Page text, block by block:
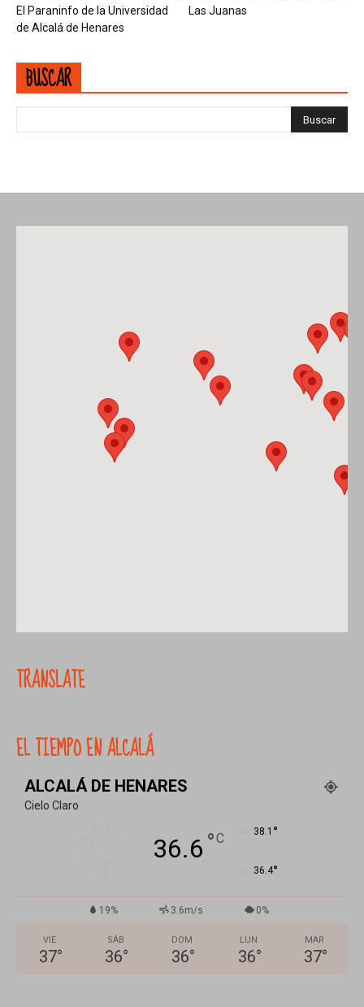
El Paraninfo de la Universidad
de Alcalá de Henares
Las Juanas
BUSCAR
TRANSLATE
EL TIEMPO EN ALCALÁ
ALCALÁ DE HENARES
Cielo Claro
36.6 °C 38.1 °
36.4°
19% 3.6m/s 0%
VIE
37°
SÁB
36°
DOM
36°
LUN
36°
MAR
37°